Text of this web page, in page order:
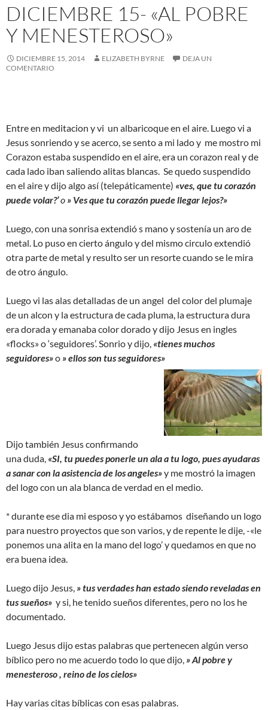
DICIEMBRE 15- «AL POBRE
Y MENESTEROSO»
DICIEMBRE 15, 2014 ELIZABETH BYRNE
DEJA UN
COMENTARIO
Entre en meditacion y vi un albaricoque en el aire. Luego vi a
Jesus sonriendo y se acerco, se sento a mi lado y me mostro mi
Corazon estaba suspendido en el aire, era un corazon real y de
cada lado iban saliendo alitas blancas. Se quedo suspendido
en el aire y dijo algo así (telepáticamente) «ves, que tu corazón
puede volar?’o » Ves que tu corazón puede llegar lejos?»
Luego, con una sonrisa extendió s mano y sostenía un aro de
metal. Lo puso en cierto ángulo y del mismo circulo extendió
otra parte de metal y resulto ser un resorte cuando se le mira
de otro ángulo.
Luego vi las alas detalladas de un angel del color del plumaje
de un alcon y la estructura de cada pluma, la estructura dura
era dorada y emanaba color dorado y dijo Jesus en ingles
«flocks» o ‘seguidores’. Sonrio y dijo, «tienes muchos
seguidores»o » ellos son tus seguidores»
Dijo también Jesus confirmando
una duda, «SI, tu puedes ponerle un ala a tu logo, pues ayudaras
a sanar con la asistencia de los angeles»y me mostró la imagen
del logo con un ala blanca de verdad en el medio.
* durante ese dia mi esposo y yo estábamos diseñando un logo
para nuestro proyectos que son varios, y de repente le dije, -«le
ponemos una alita en la mano del logo’ y quedamos en que no
era buena idea.
Luego dijo Jesus, » tus verdades han estado siendo reveladas en
tus sueños» y si, he tenido sueños diferentes, pero no los he
documentado.
Luego Jesus dijo estas palabras que pertenecen algún verso
bíblico pero no me acuerdo todo lo que dijo, » Al pobre y
menesteroso , reino de los cielos»
Hay varias citas bíblicas con esas palabras.